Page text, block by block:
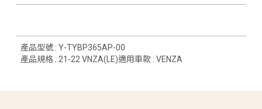
產品型號 : Y-TYBP365AP-00
產品規格 : 21-22 VNZA(LE)適用車款 : VENZA